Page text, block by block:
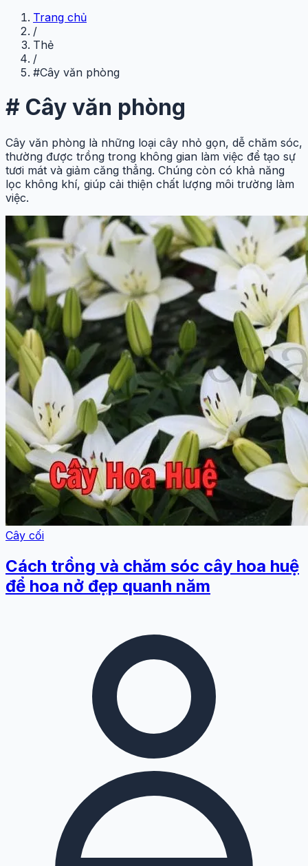
Trang chủ
/
Thẻ
/
#Cây văn phòng
# Cây văn phòng
Cây văn phòng là những loại cây nhỏ gọn, dễ chăm sóc,
thường được trồng trong không gian làm việc để tạo sự
tươi mát và giảm căng thẳng. Chúng còn có khả năng
lọc không khí, giúp cải thiện chất lượng môi trường làm
việc.
Cây cối
Cách trồng và chăm sóc cây hoa huệ
để hoa nở đẹp quanh năm